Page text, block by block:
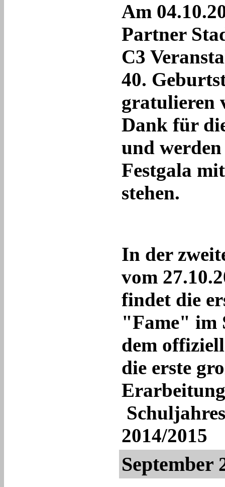
Am
Partner
C3
40.
gratulieren
Dank für
und
Festgala
stehen.
In der
vom
findet die
"Fame" im
dem
die erste
2014/2015
September